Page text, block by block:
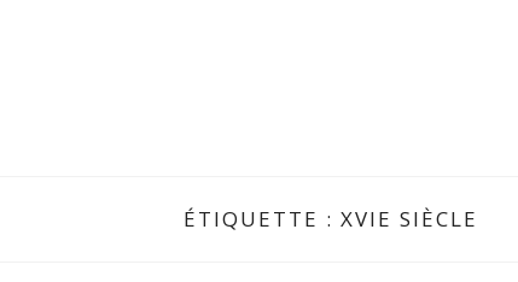
ÉTIQUETTE : XVIE SIÈCLE